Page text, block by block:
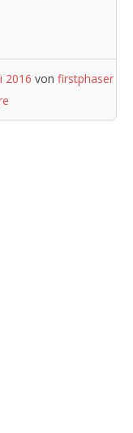
2016 von firstphaser